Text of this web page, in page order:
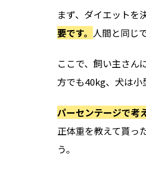
まず、ダイエットを
要です。 人間と同じ
ここで、飼い主さん
方でも40kg、犬は小
パーセンテージで考
正体重を教えて貰っ
う。